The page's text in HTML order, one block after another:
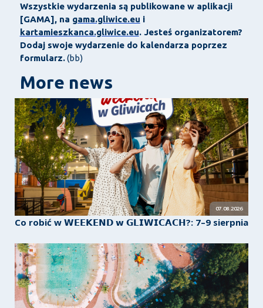
Wszystkie wydarzenia są publikowane w aplikacji
[GAMA], na gama.gliwice.eu i
kartamieszkanca.gliwice.eu. Jesteś organizatorem?
Dodaj swoje wydarzenie do kalendarza poprzez
formularz.(bb)
More news
07.08.2026
Co robić w 𝗪𝗘𝗘𝗞𝗘𝗡𝗗 𝘄 𝗚𝗟𝗜𝗪𝗜𝗖𝗔𝗖𝗛?: 7–9 sierpnia